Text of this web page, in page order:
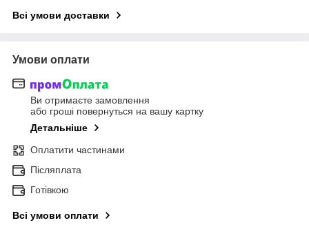
Всі умови доставки
Умови оплати
Ви отримаєте замовлення
або гроші повернуться на вашу картку
Детальніше
Оплатити частинами
Післяплата
Готівкою
Всі умови оплати